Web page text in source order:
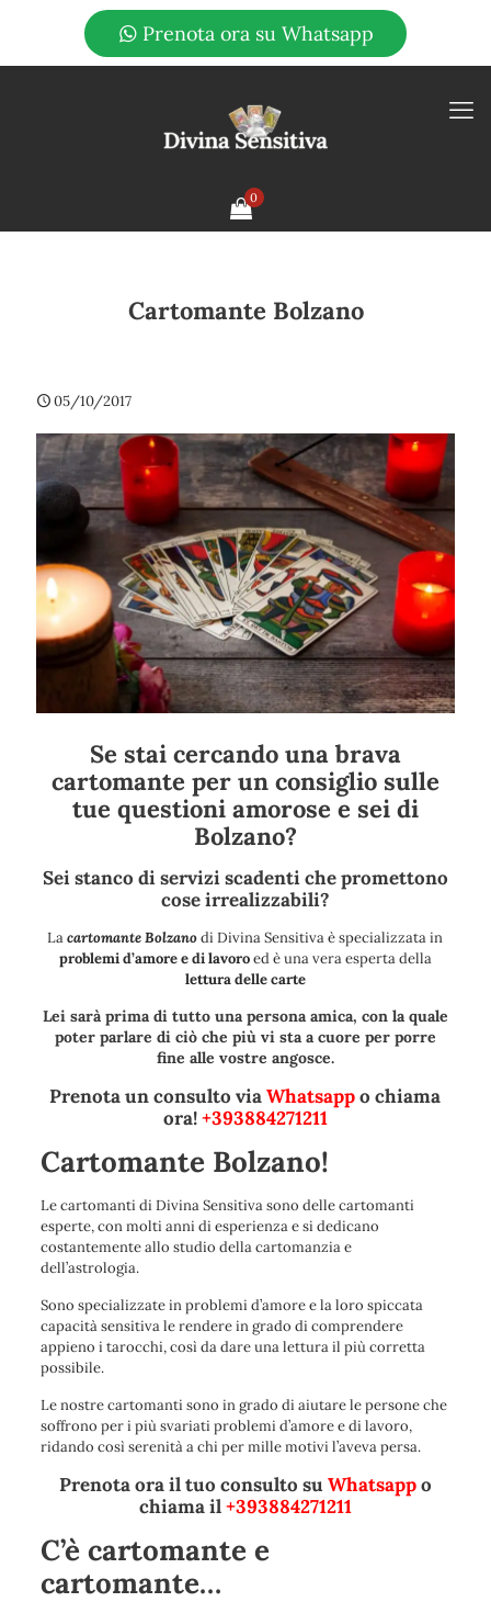
Prenota ora su Whatsapp
0
Cartomante Bolzano
05/10/2017
Se stai cercando una brava
cartomante per un consiglio sulle
tue questioni amorose e sei di
Bolzano?
Sei stanco di servizi scadenti che promettono
cose irrealizzabili?
Lacartomante Bolzanodi Divina Sensitiva è specializzata in
problemi d’amore e di lavoroed è una vera esperta della
lettura delle carte
Lei sarà prima di tutto una persona amica, con la quale
poter parlare di ciò che più vi sta a cuore per porre
fine alle vostre angosce.
Prenota un consulto viaWhatsappo chiama
ora!+393884271211
Cartomante Bolzano!
Le cartomanti di Divina Sensitiva sono delle cartomanti
esperte, con molti anni di esperienza e si dedicano
costantemente allo studio della cartomanzia e
dell’astrologia.
Sono specializzate in problemi d’amore e la loro spiccata
capacità sensitiva le rendere in grado di comprendere
appieno i tarocchi, così da dare una lettura il più corretta
possibile.
Le nostre cartomanti sono in grado di aiutare le persone che
soffrono per i più svariati problemi d’amore e di lavoro,
ridando così serenità a chi per mille motivi l’aveva persa.
Prenota ora il tuo consulto su Whatsappo
chiama il+393884271211
C’è cartomante e
cartomante…